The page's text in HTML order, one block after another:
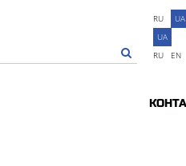
RU UA
UA
RU
EN